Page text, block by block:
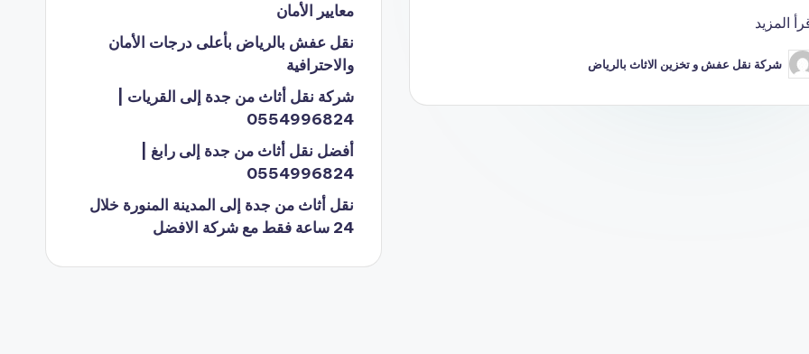
المزيد
شركة نقل عفش و تخزين الاثاث بالرياض
معايير الأمان
نقل عفش بالرياض بأعلى درجات الأمان
والاحترافية
شركة نقل أثاث من جدة إلى القريات |
0554996824
أفضل نقل أثاث من جدة إلى رابغ |
0554996824
نقل أثاث من جدة إلى المدينة المنورة خلال
24 ساعة فقط مع شركة الافضل